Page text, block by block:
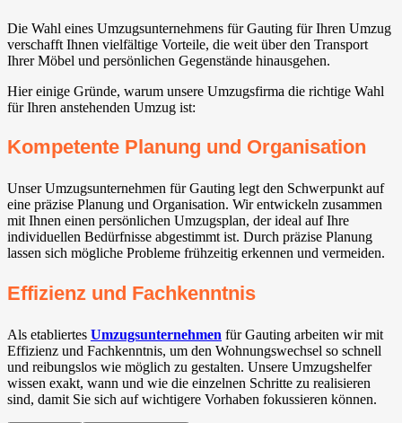
Die Wahl eines Umzugsunternehmens für Gauting⁠ für Ihren Umzug
verschafft Ihnen vielfältige Vorteile, die weit über den Transport
Ihrer Möbel und persönlichen Gegenstände hinausgehen.
Hier einige Gründe, warum unsere Umzugsfirma die richtige Wahl
für Ihren anstehenden Umzug ist:
Kompetente Planung und Organisation
Unser Umzugsunternehmen für Gauting⁠ legt den Schwerpunkt auf
eine präzise Planung und Organisation. Wir entwickeln zusammen
mit Ihnen einen persönlichen Umzugsplan, der ideal auf Ihre
individuellen Bedürfnisse abgestimmt ist. Durch präzise Planung
lassen sich mögliche Probleme frühzeitig erkennen und vermeiden.
Effizienz und Fachkenntnis
Als etabliertes Umzugsunternehmen für Gauting⁠ arbeiten wir mit
Effizienz und Fachkenntnis, um den Wohnungswechsel so schnell
und reibungslos wie möglich zu gestalten. Unsere Umzugshelfer
wissen exakt, wann und wie die einzelnen Schritte zu realisieren
sind, damit Sie sich auf wichtigere Vorhaben fokussieren können.